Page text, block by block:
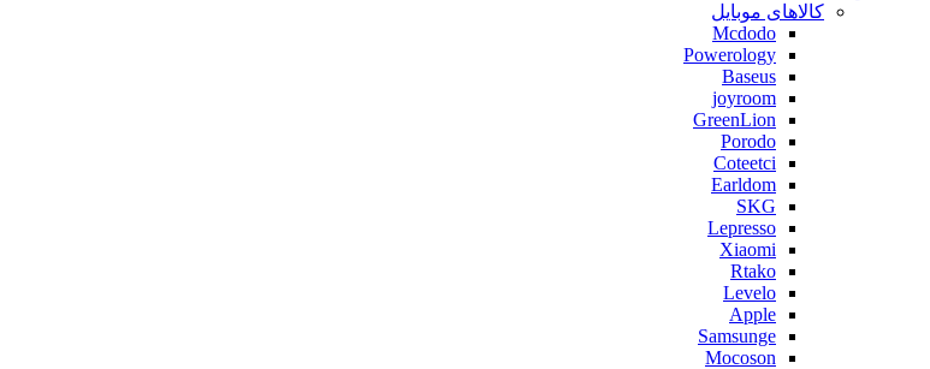
کالاهای موبایل
Mcdodo
Powerology
Baseus
joyroom
GreenLion
Porodo
Coteetci
Earldom
SKG
Lepresso
Xiaomi
Rtako
Levelo
Apple
Samsunge
Mocoson